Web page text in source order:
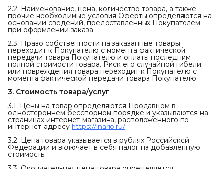
2.2. Наименование, цена, количество товара, а также
прочие необходимые условия Оферты определяются на
основании сведений, предоставленных Покупателем
при оформлении заказа.
2.3. Право собственности на заказанные товары
переходит к Покупателю с момента фактической
передачи товара Покупателю и оплаты последним
полной стоимости товара. Риск его случайной гибели
или повреждения товара переходит к Покупателю с
момента фактической передачи товара Покупателю.
3. Стоимость товара/услуг
3.1. Цены на товар определяются Продавцом в
одностороннем бесспорном порядке и указываются на
страницах интернет-магазина, расположенного по
интернет-адресу https://inario.ru/
3.2. Цена товара указывается в рублях Российской
Федерации и включает в себя налог на добавленную
стоимость.